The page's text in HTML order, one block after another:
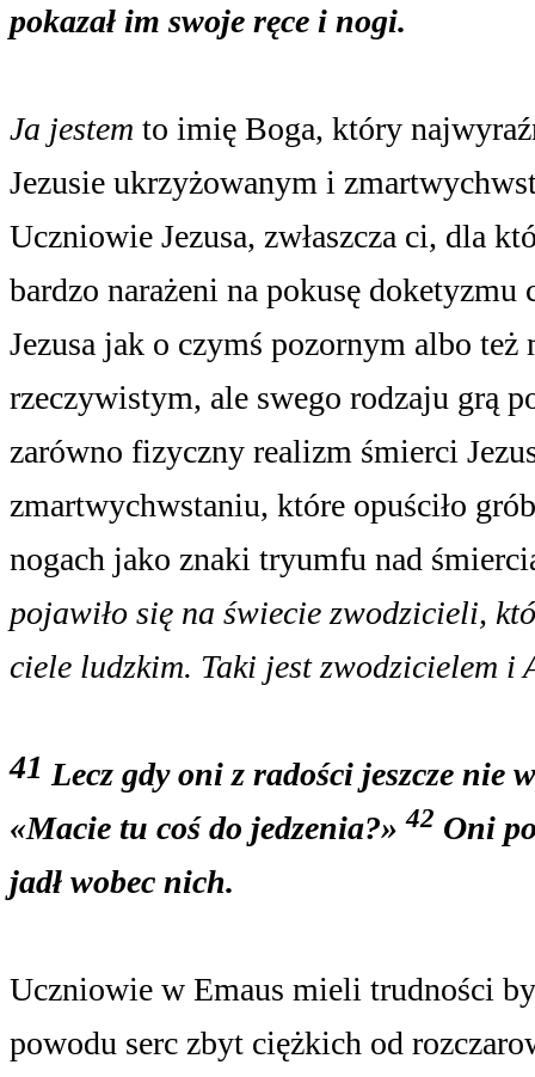
pokazał im swoje ręce i nogi.
Ja jestem to imię Boga, który
Jezusie ukrzyżowanym i
Uczniowie Jezusa, zwłaszcza ci, dla
bardzo narażeni na pokusę
Jezusa jak o czymś pozornym albo też
rzeczywistym, ale swego rodzaju grą
zarówno fizyczny realizm śmierci
zmartwychwstaniu, które opuściło
nogach jako znaki tryumfu nad
pojawiło się na świecie zwodzicieli,
ciele ludzkim. Taki jest zwodzicielem i
41 Lecz gdy oni z radości jeszcze nie
«Macie tu coś do jedzenia?»42 Oni
jadł wobec nich.
Uczniowie w Emaus mieli trudności
powodu serc zbyt ciężkich od